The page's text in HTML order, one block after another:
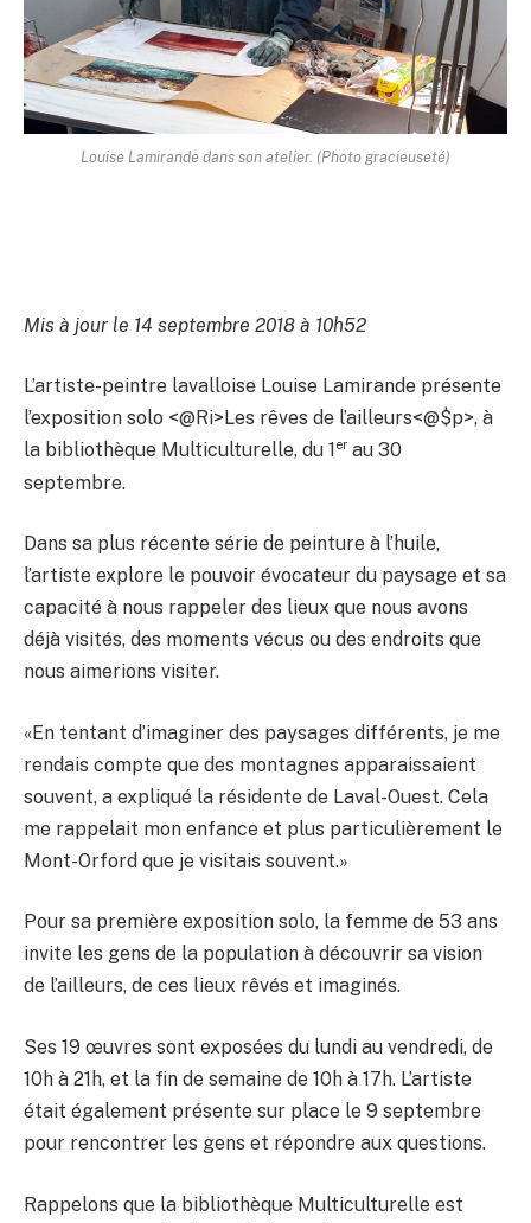
Louise Lamirande dans son atelier. (Photo gracieuseté)
Mis à jour le 14 septembre 2018 à 10h52
L’artiste-peintre lavalloise Louise Lamirande présente
l’exposition solo <@Ri>Les rêves de l’ailleurs<@$p>, à
la bibliothèque Multiculturelle, du 1 er au 30
septembre.
Dans sa plus récente série de peinture à l’huile,
l’artiste explore le pouvoir évocateur du paysage et sa
capacité à nous rappeler des lieux que nous avons
déjà visités, des moments vécus ou des endroits que
nous aimerions visiter.
«En tentant d’imaginer des paysages différents, je me
rendais compte que des montagnes apparaissaient
souvent, a expliqué la résidente de Laval-Ouest. Cela
me rappelait mon enfance et plus particulièrement le
Mont-Orford que je visitais souvent.»
Pour sa première exposition solo, la femme de 53 ans
invite les gens de la population à découvrir sa vision
de l’ailleurs, de ces lieux rêvés et imaginés.
Ses 19 œuvres sont exposées du lundi au vendredi, de
10h à 21h, et la fin de semaine de 10h à 17h. L’artiste
était également présente sur place le 9 septembre
pour rencontrer les gens et répondre aux questions.
Rappelons que la bibliothèque Multiculturelle est